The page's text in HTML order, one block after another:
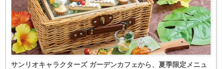
サンリオキャラクターズ ガーデンカフェから、夏季限定メニュ